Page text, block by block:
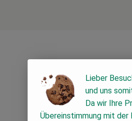
Lieber
und uns
Da wir Ihre
Übereinstimmung mit der